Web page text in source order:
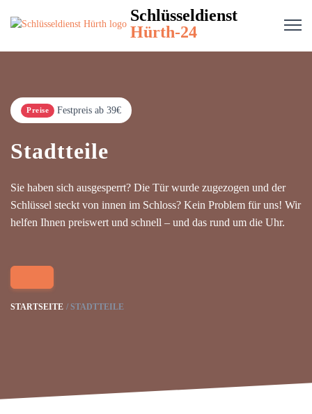
Schlüsseldienst
Hürth-24
Preise Festpreis ab 39€
Stadtteile
Sie haben sich ausgesperrt? Die Tür wurde zugezogen und der
Schlüssel steckt von innen im Schloss? Kein Problem für uns! Wir
helfen Ihnen preiswert und schnell – und das rund um die Uhr.
STARTSEITE STADTTEILE